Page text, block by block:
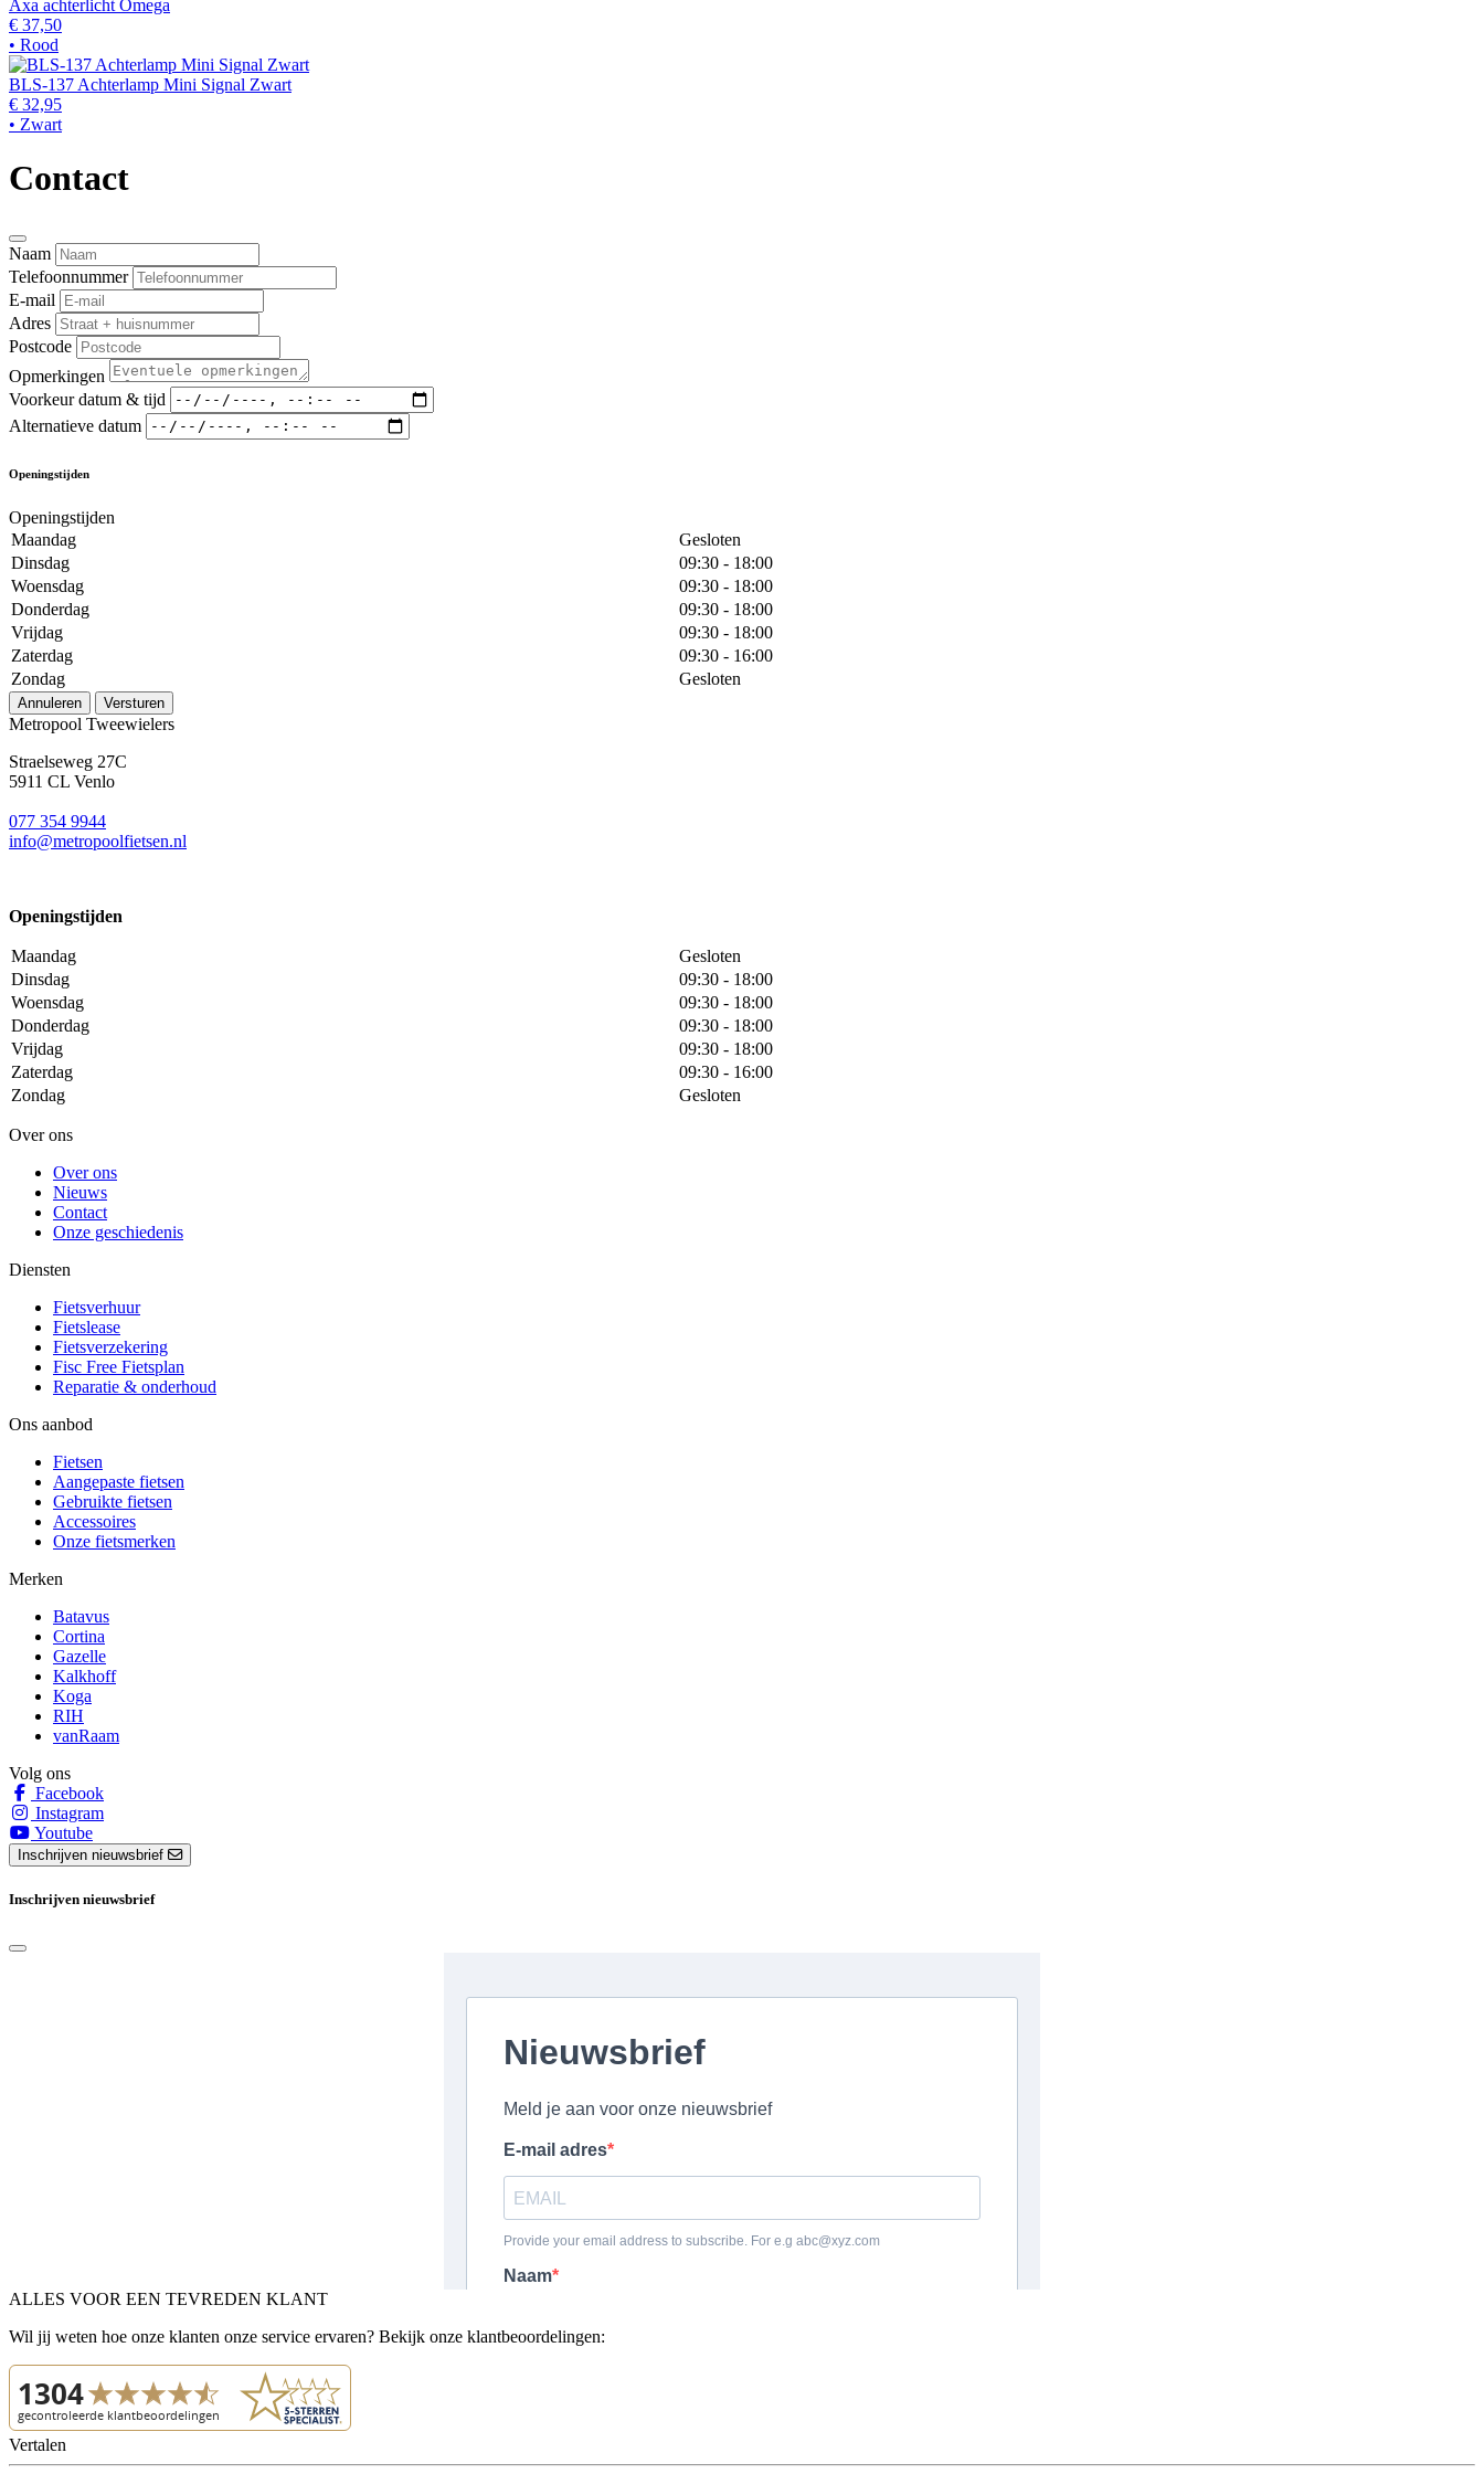
Axa achterlicht Omega
€ 37,50
• Rood
BLS-137 Achterlamp Mini Signal Zwart
€ 32,95
• Zwart
Contact
Naam
Telefoonnummer
E-mail
Adres
Postcode
Opmerkingen
Voorkeur datum & tijd
Alternatieve datum
Openingstijden
Openingstijden
Maandag
Gesloten
Dinsdag
09:30 - 18:00
Woensdag
09:30 - 18:00
Donderdag
09:30 - 18:00
Vrijdag
09:30 - 18:00
Zaterdag
09:30 - 16:00
Zondag
Gesloten
Annuleren Versturen
Metropool Tweewielers
Straelseweg 27C
5911 CL Venlo
077 354 9944
info@metropoolfietsen.nl
Openingstijden
Maandag
Gesloten
Dinsdag
09:30 - 18:00
Woensdag
09:30 - 18:00
Donderdag
09:30 - 18:00
Vrijdag
09:30 - 18:00
Zaterdag
09:30 - 16:00
Zondag
Gesloten
Over ons
Over ons
Nieuws
Contact
Onze geschiedenis
Diensten
Fietsverhuur
Fietslease
Fietsverzekering
Fisc Free Fietsplan
Reparatie & onderhoud
Ons aanbod
Fietsen
Aangepaste fietsen
Gebruikte fietsen
Accessoires
Onze fietsmerken
Merken
Batavus
Cortina
Gazelle
Kalkhoff
Koga
RIH
vanRaam
Volg ons
Facebook
Instagram
Youtube
Inschrijven nieuwsbrief
Inschrijven nieuwsbrief
ALLES VOOR EEN TEVREDEN KLANT
Wil jij weten hoe onze klanten onze service ervaren? Bekijk onze klantbeoordelingen:
Vertalen